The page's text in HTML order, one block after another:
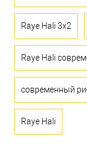
Raye Hali 3x2
Raye Hali
современный
Raye Hali